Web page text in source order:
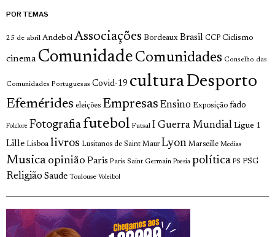
POR TEMAS
25 de abril Andebol Associações Bordeaux Brasil CCP Ciclismo
cinema Comunidade Comunidades Conselho das
Comunidades Portuguesas Covid-19 culturaDesporto
Efemérides eleições Empresas Ensino Exposição fado
Folclore Fotografia futebol Futsal I Guerra Mundial Ligue 1
Lille Lisboa livros Lusitanos de Saint Maur Lyon Marseille Medias
Musica opinião Paris Paris Saint Germain Poesia política PS PSG
Religião Saude Toulouse Voleibol